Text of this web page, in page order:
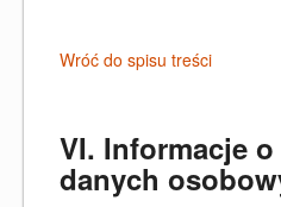
Wróć do spisu treści
VI. Informacje
danych